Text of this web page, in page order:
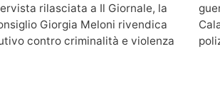
rilasciata a Il Giornale, la
Giorgia Meloni rivendica
contro criminalità e violenza